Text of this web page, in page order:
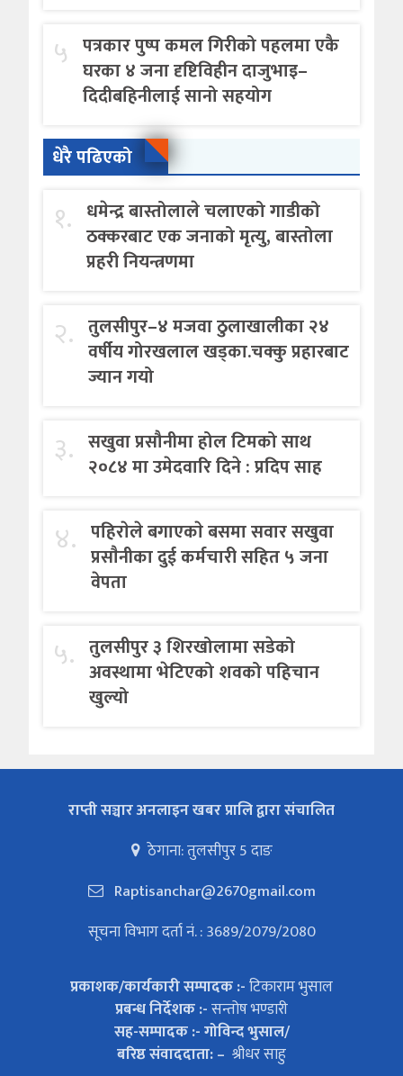
५ पत्रकार पुष्प कमल गिरीको पहलमा एकै
घरका ४ जना दृष्टिविहीन दाजुभाइ–
दिदीबहिनीलाई सानो सहयोग
धेरै पढिएको
१. धमेन्द्र बास्तोलाले चलाएको गाडीको
ठक्करबाट एक जनाको मृत्यु, बास्तोला
प्रहरी नियन्त्रणमा
२. तुलसीपुर–४ मजवा ठुलाखालीका २४
वर्षीय गोरखलाल खड्का.चक्कु प्रहारबाट
ज्यान गयो
३. सखुवा प्रसौनीमा होल टिमको साथ
२०८४ मा उमेदवारि दिने : प्रदिप साह
४. पहिराेले बगाएकाे बसमा सवार सखुवा
प्रसाैनीका दुई कर्मचारी सहित ५ जना
वेपता
५. तुलसीपुर ३ शिरखोलामा सडेको
अवस्थामा भेटिएको शवको पहिचान
खुल्यो
राप्ती सञ्चार अनलाइन खबर प्रालि द्वारा संचालित
ठेगाना: तुलसीपुर 5 दाङ
Raptisanchar@2670gmail.com
सूचना विभाग दर्ता नं. : 3689/2079/2080
प्रकाशक/कार्यकारी सम्पादक :-टिकाराम भुसाल
प्रबन्ध निर्देशक :-सन्तोष भण्डारी
सह-सम्पादक :- गोविन्द भुसाल/
बरिष्ठ संवाददाता: – श्रीधर साहु